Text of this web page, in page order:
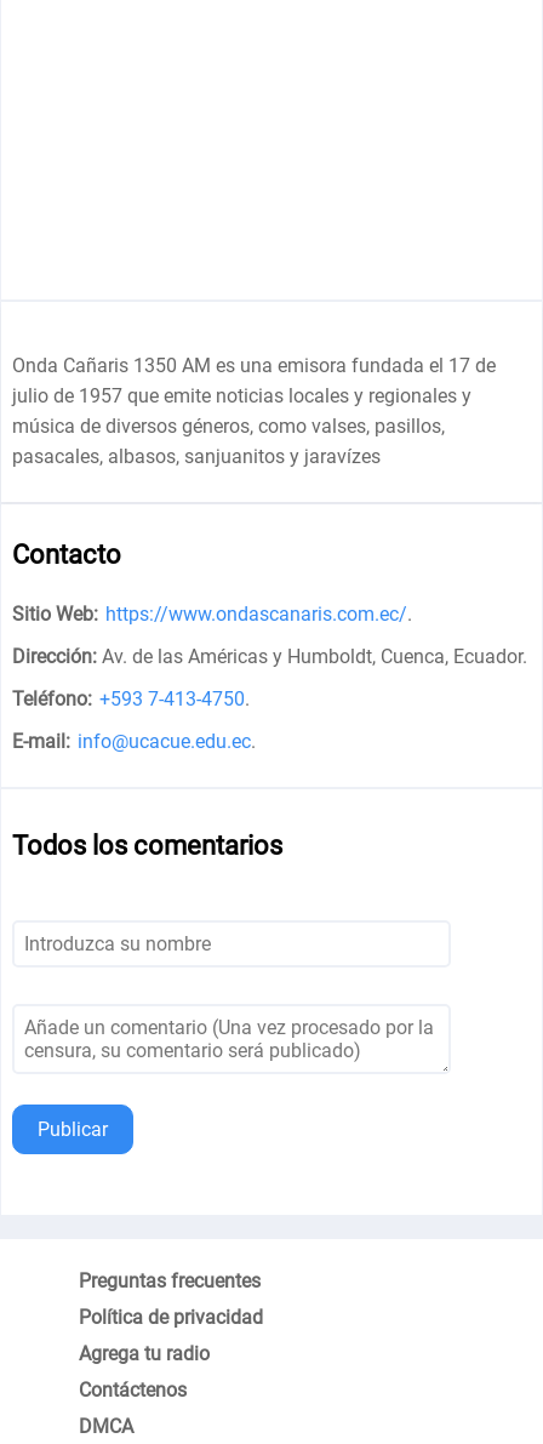
Onda Cañaris 1350 AM es una emisora fundada el 17 de
julio de 1957 que emite noticias locales y regionales y
música de diversos géneros, como valses, pasillos,
pasacales, albasos, sanjuanitos y jaravízes
Contacto
Sitio Web: https://www.ondascanaris.com.ec/.
Dirección: Av. de las Américas y Humboldt, Cuenca, Ecuador.
Teléfono: +593 7-413-4750.
E-mail: info@ucacue.edu.ec.
Todos los comentarios
Publicar
Preguntas frecuentes
Política de privacidad
Agrega tu radio
Contáctenos
DMCA